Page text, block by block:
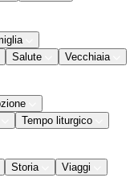
Salute
Vecchiaia
Tempo liturgico
Storia Viaggi